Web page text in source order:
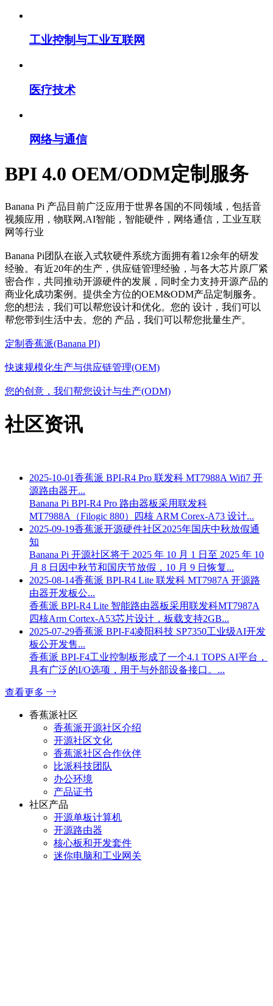
工业控制与工业互联网
医疗技术
网络与通信
BPI 4.0 OEM/ODM定制服务
Banana Pi 产品目前广泛应用于世界各国的不同领域，包括音
视频应用，物联网,AI智能，智能硬件，网络通信，工业互联
网等行业
Banana Pi团队在嵌入式软硬件系统方面拥有着12余年的研发
经验。有近20年的生产，供应链管理经验，与各大芯片原厂紧
密合作，共同推动开源硬件的发展，同时全力支持开源产品的
商业化成功案例。提供全方位的OEM&ODM产品定制服务。
您的想法，我们可以帮您设计和优化。您的 设计，我们可以
帮您带到生活中去。您的 产品，我们可以帮您批量生产。
定制香蕉派(Banana PI)
快速规模化生产与供应链管理(OEM)
您的创意，我们帮您设计与生产(ODM)
社区资讯
2025-10-01香蕉派 BPI-R4 Pro 联发科 MT7988A Wifi7 开
源路由器开...
Banana Pi BPI-R4 Pro 路由器板采用联发科
MT7988A（Filogic 880）四核 ARM Corex-A73 设计...
2025-09-19香蕉派开源硬件社区2025年国庆中秋放假通
知
Banana Pi 开源社区将于 2025 年 10 月 1 日至 2025 年 10
月 8 日因中秋节和国庆节放假，10 月 9 日恢复...
2025-08-14香蕉派 BPI-R4 Lite 联发科 MT7987A 开源路
由器开发板公...
香蕉派 BPI-R4 Lite 智能路由器板采用联发科MT7987A
四核Arm Cortex-A53芯片设计，板载支持2GB...
2025-07-29香蕉派 BPI-F4凌阳科技 SP7350工业级AI开发
板公开发售...
香蕉派 BPI-F4工业控制板形成了一个4.1 TOPS AI平台，
具有广泛的I/O选项，用于与外部设备接口。...
查看更多
香蕉派社区
香蕉派开源社区介绍
开源社区文化
香蕉派社区合作伙伴
比派科技团队
办公环境
产品证书
社区产品
开源单板计算机
开源路由器
核心板和开发套件
迷你电脑和工业网关